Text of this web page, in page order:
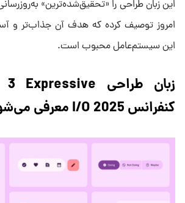
این زبان طراحی را «تحقیق‌شده‌ترین»
امروز توصیف کرده که هدف آن جذاب‌تر و
این سیستم‌عامل محبوب است.
کنفرانس I/O 2025 معرفی می‌شود